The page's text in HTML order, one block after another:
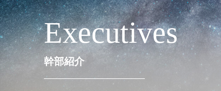
Executives
幹部紹介